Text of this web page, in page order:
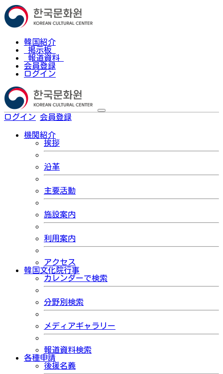
韓国紹介
掲示板
報道資料
会員登録
ログイン
ログイン 会員登録
機関紹介
挨拶
沿革
主要活動
施設案内
利用案内
アクセス
韓国文化院行事
カレンダーで検索
分野別検索
メディアギャラリー
報道資料検索
各種申請
後援名義